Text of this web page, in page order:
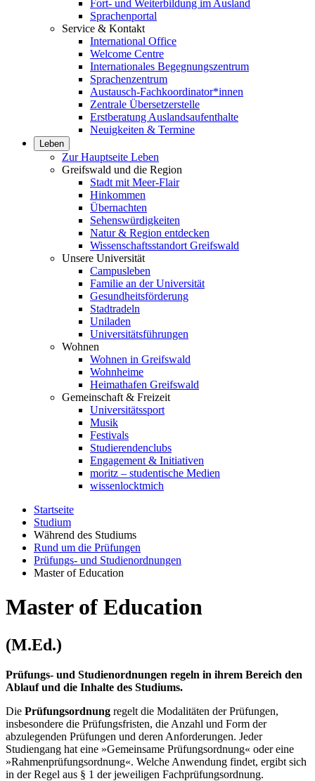
Fort- und Weiterbildung im Ausland
Sprachenportal
Service & Kontakt
International Office
Welcome Centre
Internationales Begegnungszentrum
Sprachenzentrum
Austausch-Fachkoordinator*innen
Zentrale Übersetzerstelle
Erstberatung Auslandsaufenthalte
Neuigkeiten & Termine
Leben
Zur Hauptseite Leben
Greifswald und die Region
Stadt mit Meer-Flair
Hinkommen
Übernachten
Sehenswürdigkeiten
Natur & Region entdecken
Wissenschaftsstandort Greifswald
Unsere Universität
Campusleben
Familie an der Universität
Gesundheitsförderung
Stadtradeln
Uniladen
Universitätsführungen
Wohnen
Wohnen in Greifswald
Wohnheime
Heimathafen Greifswald
Gemeinschaft & Freizeit
Universitätssport
Musik
Festivals
Studierendenclubs
Engagement & Initiativen
moritz – studentische Medien
wissenlocktmich
Startseite
Studium
Während des Studiums
Rund um die Prüfungen
Prüfungs- und Studienordnungen
Master of Education
Master of Education
(M.Ed.)
Prüfungs- und Studienordnungen regeln in ihrem Bereich den
Ablauf und die Inhalte des Studiums.
Die Prüfungsordnung regelt die Modalitäten der Prüfungen,
insbesondere die Prüfungsfristen, die Anzahl und Form der
abzulegenden Prüfungen und deren Anforderungen. Jeder
Studiengang hat eine »Gemeinsame Prüfungsordnung« oder eine
»Rahmenprüfungsordnung«. Welche Anwendung findet, ergibt sich
in der Regel aus § 1 der jeweiligen Fachprüfungsordnung.